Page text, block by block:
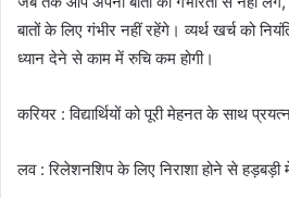
बातों के लिए गंभीर नहीं रहेंगे। व्यर्थ खर्च को
ध्यान देने से काम में रुचि कम होगी।
करियर : विद्यार्थियों को पूरी मेहनत के साथ
लव : रिलेशनशिप के लिए निराशा होने से